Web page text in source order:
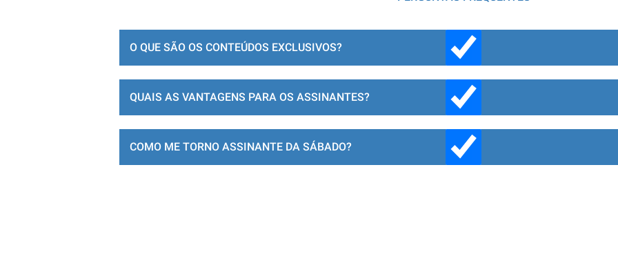
O QUE SÃO OS CONTEÚDOS EXCLUSIVOS?
QUAIS AS VANTAGENS PARA OS ASSINANTES?
COMO ME TORNO ASSINANTE DA SÁBADO?